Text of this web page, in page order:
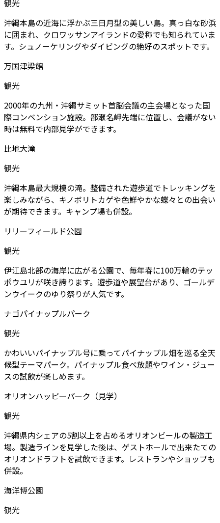
観光
沖縄本島の近海に浮かぶ三日月型の美しい島。真っ白な砂浜
に囲まれ、クロワッサンアイランドの愛称でも知られていま
す。シュノーケリングやダイビングの絶好のスポットです。
万国津梁館
観光
2000年の九州・沖縄サミット首脳会議の主会場となった国
際コンベンション施設。部瀬名岬先端に位置し、会議がない
時は無料で内部見学ができます。
比地大滝
観光
沖縄本島最大規模の滝。整備された遊歩道でトレッキングを
楽しみながら、キノボリトカゲや色鮮やかな蝶々との出会い
が期待できます。キャンプ場も併設。
リリーフィールド公園
観光
伊江島北部の海岸に広がる公園で、毎年春に100万輪のテッ
ポウユリが咲き誇ります。遊歩道や展望台があり、ゴールデ
ンウイークのゆり祭りが人気です。
ナゴパイナップルパーク
観光
かわいいパイナップル号に乗ってパイナップル畑を巡る全天
候型テーマパーク。パイナップル食べ放題やワイン・ジュー
スの試飲が楽しめます。
オリオンハッピーパーク（見学）
観光
沖縄県内シェアの5割以上を占めるオリオンビールの製造工
場。製造ラインを見学した後は、ゲストホールで出来たての
オリオンドラフトを試飲できます。レストランやショップも
併設。
海洋博公園
観光